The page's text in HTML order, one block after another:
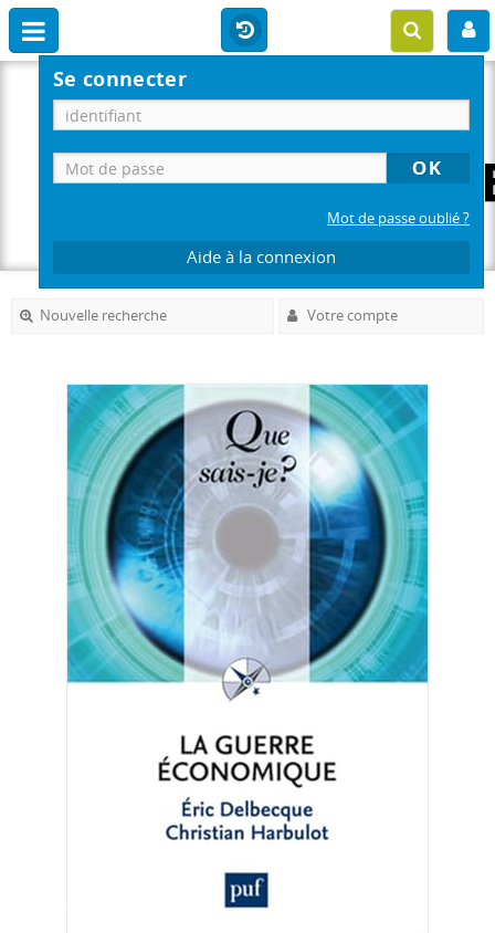
Se connecter
Mot de passe oublié ?
Aide à la connexion
Nouvelle recherche Votre compte